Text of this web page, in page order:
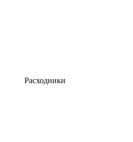
Расходники